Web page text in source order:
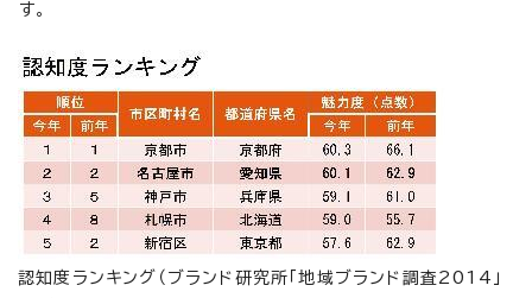
す。
認知度ランキング（ブランド研究所「地域ブランド調査2014」